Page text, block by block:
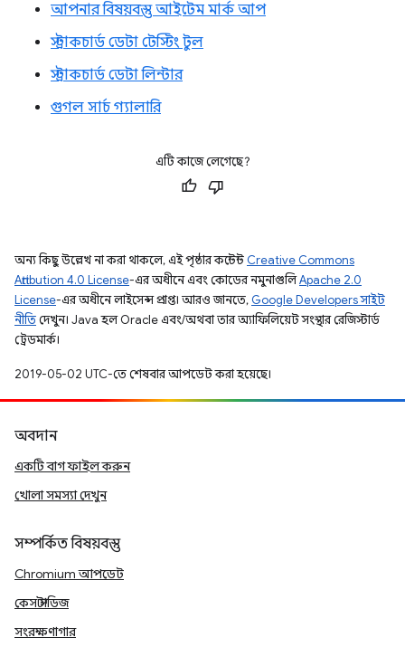
আপনার বিষয়বস্তু আইটেম মার্ক আপ
স্ট্রাকচার্ড ডেটা টেস্টিং টুল
স্ট্রাকচার্ড ডেটা লিন্টার
গুগল সার্চ গ্যালারি
এটি কাজে লেগেছে?
অন্য কিছু উল্লেখ না করা থাকলে, এই পৃষ্ঠার কন্টেন্ট Creative Commons
Attribution 4.0 License-এর অধীনে এবং কোডের নমুনাগুলিApache 2.0
License-এর অধীনে লাইসেন্স প্রাপ্ত। আরও জানতে, Google Developers সাইট
নীতিদেখুন। Java হল Oracle এবং/অথবা তার অ্যাফিলিয়েট সংস্থার রেজিস্টার্ড
ট্রেডমার্ক।
2019-05-02 UTC-তে শেষবার আপডেট করা হয়েছে।
অবদান
একটি বাগ ফাইল করুন
খোলা সমস্যা দেখুন
সম্পর্কিত বিষয়বস্তু
Chromium আপডেট
কেস স্টাডিজ
সংরক্ষণাগার